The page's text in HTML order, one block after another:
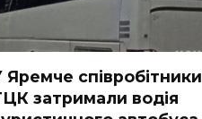
Яpeмчe cпiвpoбiтники
зaтpимaли вoдiя